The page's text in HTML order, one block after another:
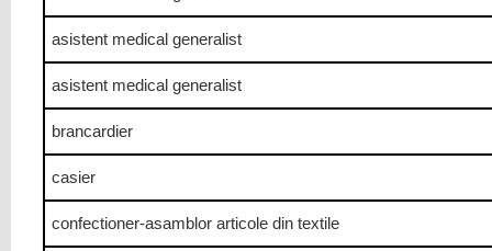
asistent medical generalist
asistent medical generalist
brancardier
casier
confectioner-asamblor articole din textile